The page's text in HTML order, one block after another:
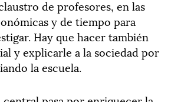
de profesores, en las
y de tiempo para
Hay que hacer también
y explicarle a la sociedad por
la escuela.